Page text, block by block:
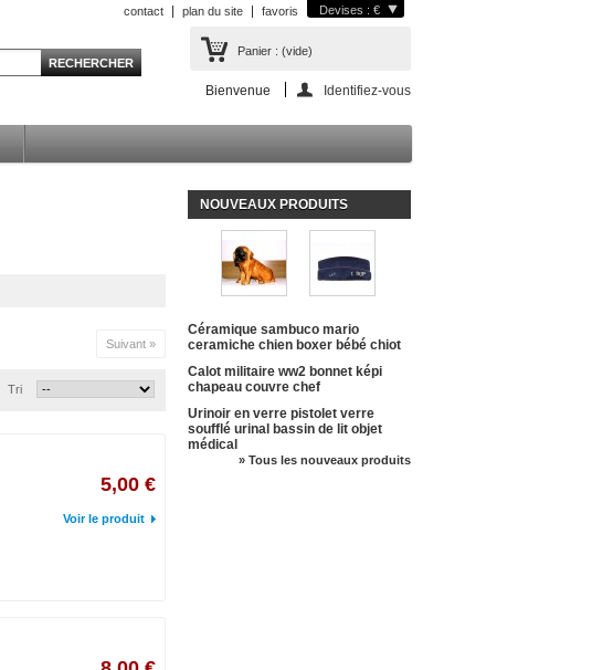
Devises : €
contact plan du site favoris
Panier : (vide)
Bienvenue Identifiez-vous
Suivant »
Tri
5,00 €
Voir le produit
NOUVEAUX PRODUITS
Céramique sambuco mario
ceramiche chien boxer bébé chiot
Calot militaire ww2 bonnet képi
chapeau couvre chef
Urinoir en verre pistolet verre
soufflé urinal bassin de lit objet
médical
» Tous les nouveaux produits